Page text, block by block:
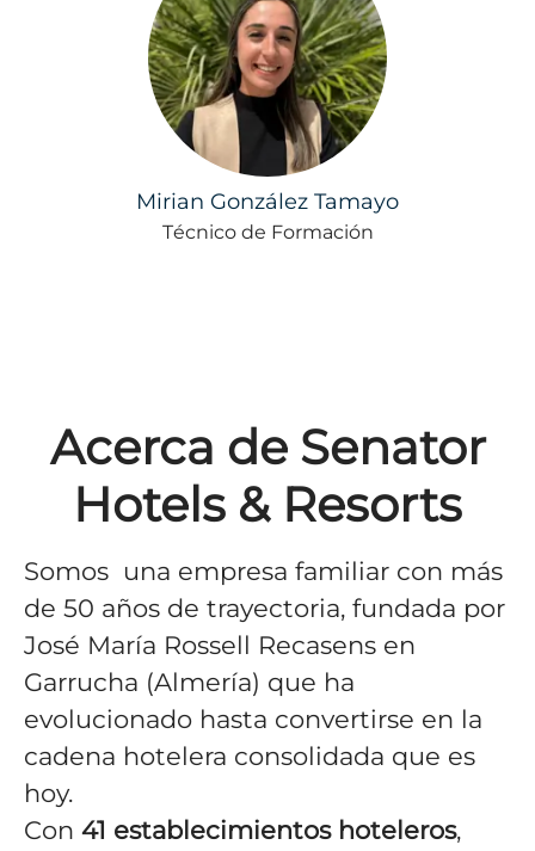
Mirian González Tamayo
Técnico de Formación
Acerca de Senator
Hotels & Resorts
Somos una empresa familiar con más
de 50 años de trayectoria, fundada por
José María Rossell Recasens en
Garrucha (Almería) que ha
evolucionado hasta convertirse en la
cadena hotelera consolidada que es
hoy.
Con 41 establecimientos hoteleros,